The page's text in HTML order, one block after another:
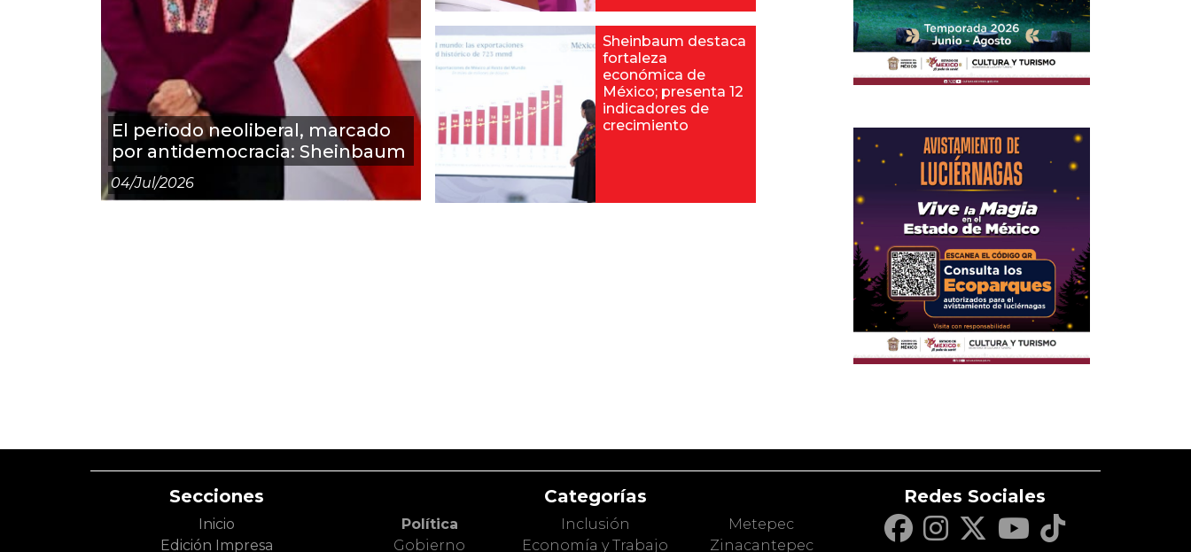
El periodo neoliberal, marcado
por antidemocracia: Sheinbaum
04/jul/2026
Sheinbaum destaca
fortaleza
económica de
México; presenta 12
indicadores de
crecimiento
Secciones
Inicio
Edición Impresa
Categorías
Política
Gobierno
Inclusión
Economía y Trabajo
Metepec
Zinacantepec
Redes Sociales